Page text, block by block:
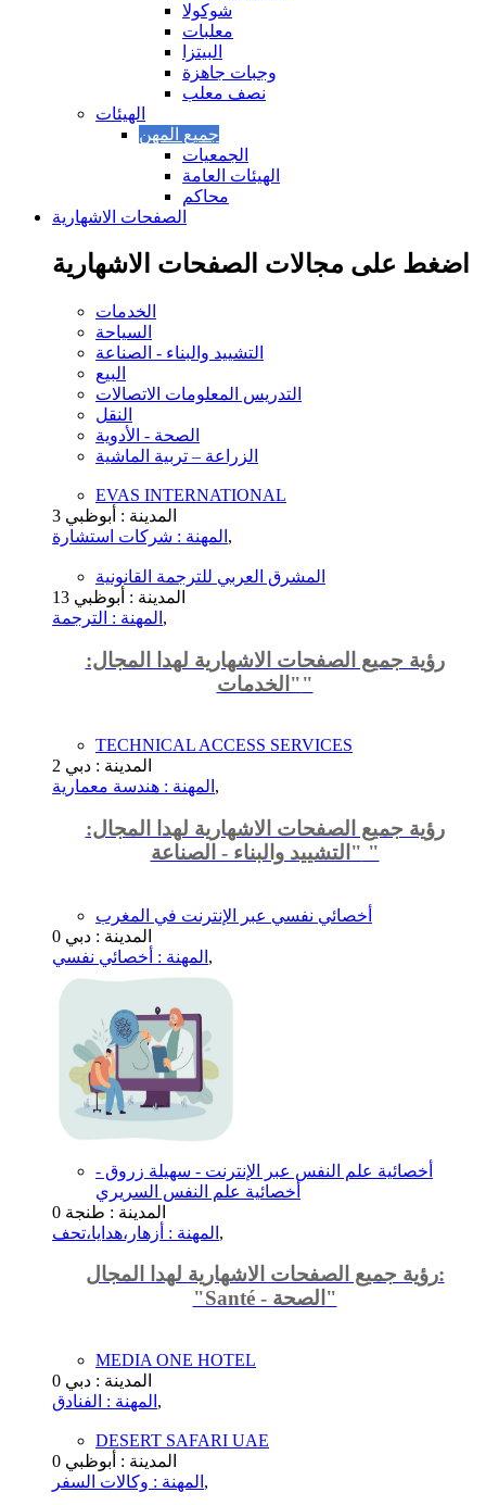
شوكولا
معلبات
البيتزا
وجبات جاهزة
نصف معلب
الهيئات
الجمعيات
الهيئات العامة
محاكم
الصفحات الاشهارية
اضغط على مجالات الصفحات الاشهارية
الخدمات
السياحة
التشييد والبناء - الصناعة
البيع
التدريس المعلومات الاتصالات
النقل
الصحة - الأدوية
الزراعة – تربية الماشية
EVAS INTERNATIONAL
3 المدينة : أبوظبي
المهنة : شركات استشارة ,
المشرق العربي للترجمة القانونية
13 المدينة : أبوظبي
المهنة : الترجمة ,
رؤية جميع الصفحات الاشهارية لهدا المجال:
"الخدمات"
TECHNICAL ACCESS SERVICES
2 المدينة : دبي
المهنة : هندسة معمارية ,
رؤية جميع الصفحات الاشهارية لهدا المجال:
"التشييد والبناء - الصناعة "
أخصائي نفسي عبر الإنترنت في المغرب
0 المدينة : دبي
المهنة : أخصائي نفسي ,
أخصائية علم النفس عبر الإنترنت - سهيلة زروق -
أخصائية علم النفس السريري
0 المدينة : طنجة
المهنة : أزهار،هدايا،تحف ,
رؤية جميع الصفحات الاشهارية لهدا المجال:
"Santé - الصحة"
MEDIA ONE HOTEL
0 المدينة : دبي
المهنة : الفنادق ,
DESERT SAFARI UAE
0 المدينة : أبوظبي
المهنة : وكالات السفر ,